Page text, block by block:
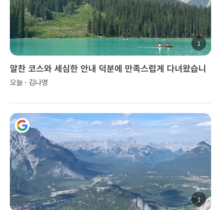
1
알찬 코스와 세심한 안내 덕분에 만족스럽게 다녀왔습니
다.
오늘 · 김나영
1